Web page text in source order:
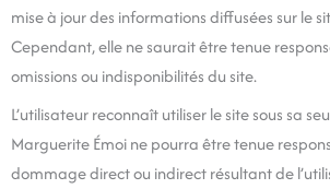
mise à jour des informations diffusées sur le
Cependant, elle ne saurait être tenue
omissions ou indisponibilités du site.
L’utilisateur reconnaît utiliser le site sous sa
Marguerite Émoi ne pourra être tenue
dommage direct ou indirect résultant de